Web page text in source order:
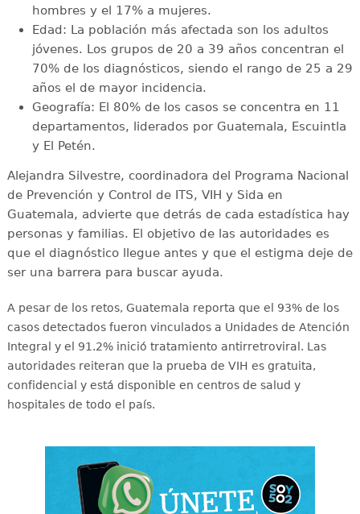
hombres y el 17% a mujeres.
Edad: La población más afectada son los adultos
jóvenes. Los grupos de 20 a 39 años concentran el
70% de los diagnósticos, siendo el rango de 25 a 29
años el de mayor incidencia.
Geografía: El 80% de los casos se concentra en 11
departamentos, liderados por Guatemala, Escuintla
y El Petén.
Alejandra Silvestre, coordinadora del Programa Nacional
de Prevención y Control de ITS, VIH y Sida en
Guatemala, advierte que detrás de cada estadística hay
personas y familias. El objetivo de las autoridades es
que el diagnóstico llegue antes y que el estigma deje de
ser una barrera para buscar ayuda.
A pesar de los retos, Guatemala reporta que el 93% de los
casos detectados fueron vinculados a Unidades de Atención
Integral y el 91.2% inició tratamiento antirretroviral . Las
autoridades reiteran que la prueba de VIH es gratuita,
confidencial y está disponible en centros de salud y
hospitales de todo el país.